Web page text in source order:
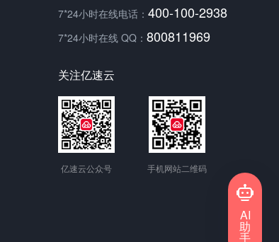
AI
助
手
7*24小时在线电话： 400-100-2938
7*24小时在线 QQ： 800811969
关注亿速云
亿速云公众号 手机网站二维码